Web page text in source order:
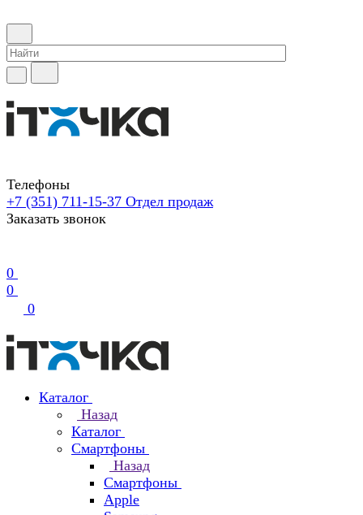
Телефоны
+7 (351) 711-15-37 Отдел продаж
Заказать звонок
0
0
0
Каталог
Назад
Каталог
Смартфоны
Назад
Смартфоны
Apple